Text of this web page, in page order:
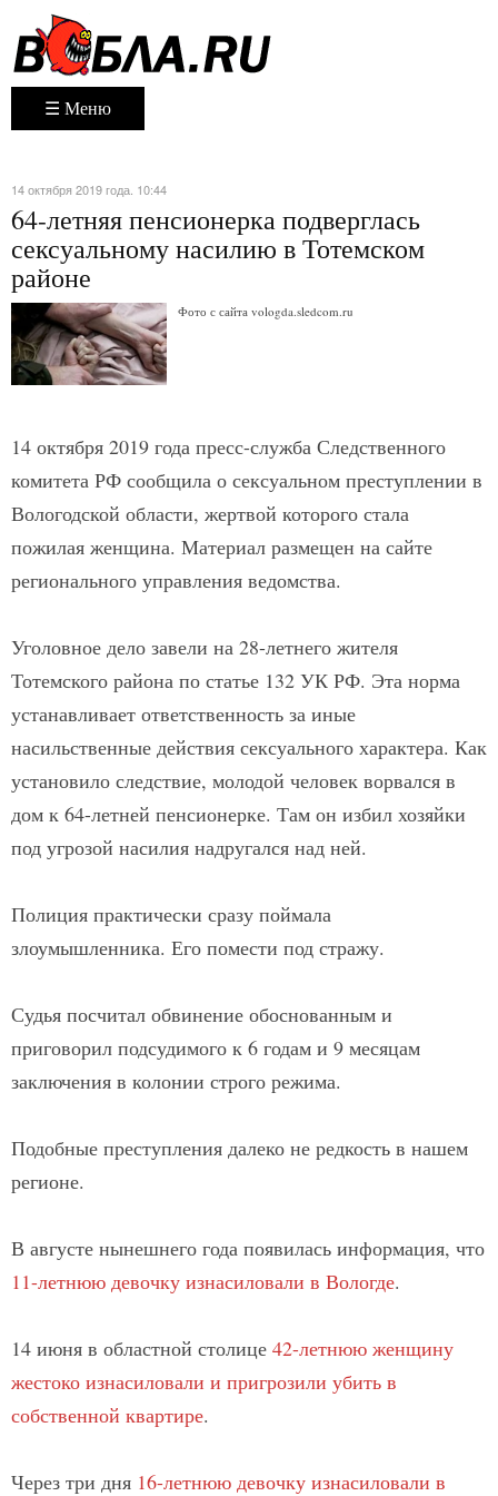
☰ Меню
14 октября 2019 года. 10:44
64-летняя пенсионерка подверглась
сексуальному насилию в Тотемском
районе
Фото с сайта vologda.sledcom.ru
14 октября 2019 года пресс-служба Следственного
комитета РФ сообщила о сексуальном преступлении в
Вологодской области, жертвой которого стала
пожилая женщина. Материал размещен на сайте
регионального управления ведомства.
Уголовное дело завели на 28-летнего жителя
Тотемского района по статье 132 УК РФ. Эта норма
устанавливает ответственность за иные
насильственные действия сексуального характера. Как
установило следствие, молодой человек ворвался в
дом к 64-летней пенсионерке. Там он избил хозяйки
под угрозой насилия надругался над ней.
Полиция практически сразу поймала
злоумышленника. Его помести под стражу.
Судья посчитал обвинение обоснованным и
приговорил подсудимого к 6 годам и 9 месяцам
заключения в колонии строго режима.
Подобные преступления далеко не редкость в нашем
регионе.
В августе нынешнего года появилась информация, что
11-летнюю девочку изнасиловали в Вологде.
14 июня в областной столице 42-летнюю женщину
жестоко изнасиловали и пригрозили убить в
собственной квартире.
Через три дня 16-летнюю девочку изнасиловали в